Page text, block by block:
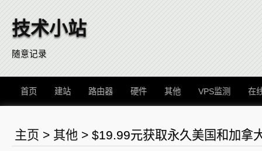
技术小站
随意记录
首页 建站 路由器 硬件 其他 VPS监测 在
主页 > 其他 > $19.99元获取永久美国和加拿